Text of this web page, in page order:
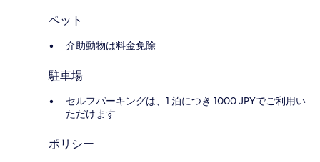
ペット
介助動物は料金免除
駐車場
セルフパーキングは、1 泊につき 1000 JPYでご利用い
ただけます
ポリシー